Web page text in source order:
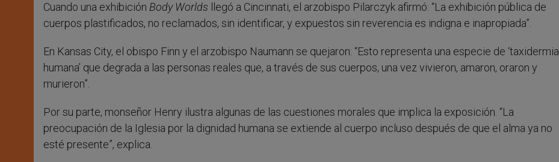
Cuando una exhibición Body Worlds llegó a Cincinnati, el arzobispo Pilarczyk afirmó: “La exhibición pública de
cuerpos plastificados, no reclamados, sin identificar, y expuestos sin reverencia es indigna e inapropiada”.
En Kansas City, el obispo Finn y el arzobispo Naumann se quejaron: “Esto representa una especie de ‘taxidermia
humana’ que degrada a las personas reales que, a través de sus cuerpos, una vez vivieron, amaron, oraron y
murieron”.
Por su parte, monseñor Henry ilustra algunas de las cuestiones morales que implica la exposición. “La
preocupación de la Iglesia por la dignidad humana se extiende al cuerpo incluso después de que el alma ya no
esté presente”, explica.